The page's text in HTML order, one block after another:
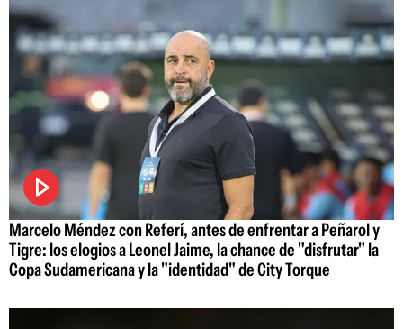
Marcelo Méndez con Referí, antes de enfrentar a Peñarol y
Tigre: los elogios a Leonel Jaime, la chance de "disfrutar" la
Copa Sudamericana y la "identidad" de City Torque